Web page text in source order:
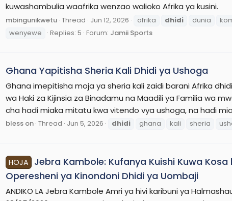
kuwashambulia waafrika wenzao walioko Afrika ya kusini.
mbingunikwetu Thread Jun 12, 2026 afrika dhidi dunia
wenyewe
Replies: 5 Forum: Jamii Sports
Ghana Yapitisha Sheria Kali Dhidi ya Ushoga
Ghana imepitisha moja ya sheria kali zaidi barani Afrika
wa Haki za Kijinsia za Binadamu na Maadili ya Familia wa
cha hadi miaka mitatu kwa vitendo vya ushoga, na hadi
bless on Thread Jun 5, 2026 dhidi ghana kali sheria
HOJA
Jebra Kambole: Kufanya Kuishi Kuwa
Operesheni ya Kinondoni Dhidi ya Uombaji
ANDIKO LA Jebra Kambole Amri ya hivi karibuni ya